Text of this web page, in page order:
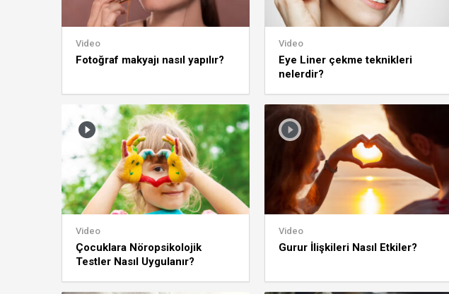
Video
Fotoğraf makyajı nasıl yapılır?
Video
Eye Liner çekme teknikleri
nelerdir?
Video
Çocuklara Nöropsikolojik
Testler Nasıl Uygulanır?
Video
Gurur İlişkileri Nasıl Etkiler?